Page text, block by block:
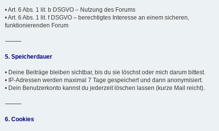
• Art. 6 Abs. 1 lit. b DSGVO – Nutzung des Forums
• Art. 6 Abs. 1 lit. f DSGVO – berechtigtes Interesse an einem sicheren,
funktionierenden Forum
⸻
5. Speicherdauer
• Deine Beiträge bleiben sichtbar, bis du sie löschst oder mich darum bittest.
• IP-Adressen werden maximal 7 Tage gespeichert und dann anonymisiert.
• Dein Benutzerkonto kannst du jederzeit löschen lassen (kurze Mail reicht).
⸻
6. Cookies